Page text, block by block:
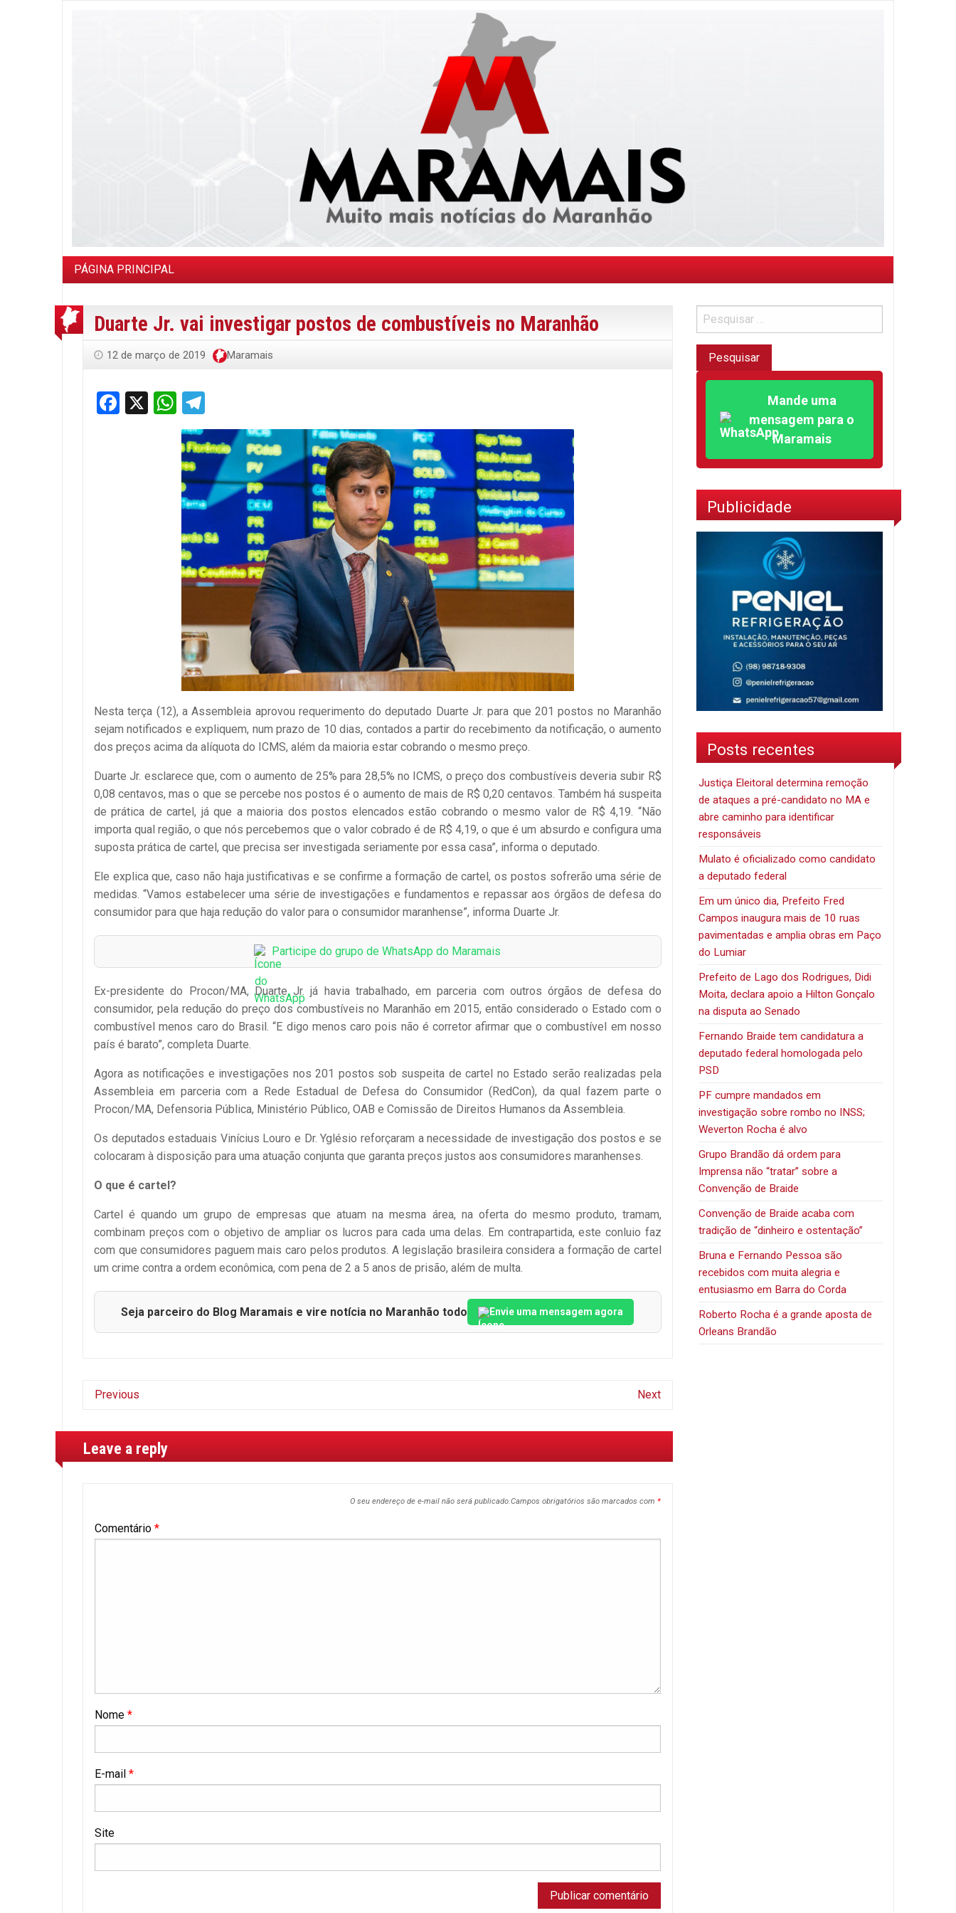
PÁGINA PRINCIPAL
Duarte Jr. vai investigar postos de combustíveis no Maranhão
12 de março de 2019 Maramais
Facebook
X WhatsApp
Nesta terça (12), a Assembleia aprovou requerimento do deputado Duarte Jr. para que 201 postos no Maranhão
sejam notificados e expliquem, num prazo de 10 dias, contados a partir do recebimento da notificação, o aumento
dos preços acima da alíquota do ICMS, além da maioria estar cobrando o mesmo preço.
Duarte Jr. esclarece que, com o aumento de 25% para 28,5% no ICMS, o preço dos combustíveis deveria subir R$
0,08 centavos, mas o que se percebe nos postos é o aumento de mais de R$ 0,20 centavos. Também há suspeita
de prática de cartel, já que a maioria dos postos elencados estão cobrando o mesmo valor de R$ 4,19. “Não
importa qual região, o que nós percebemos que o valor cobrado é de R$ 4,19, o que é um absurdo e configura uma
suposta prática de cartel, que precisa ser investigada seriamente por essa casa”, informa o deputado.
Ele explica que, caso não haja justificativas e se confirme a formação de cartel, os postos sofrerão uma série de
medidas. “Vamos estabelecer uma série de investigações e fundamentos e repassar aos órgãos de defesa do
consumidor para que haja redução do valor para o consumidor maranhense”, informa Duarte Jr.
Participe do grupo de WhatsApp do Maramais
Ex-presidente do Procon/MA, Duarte Jr. já havia trabalhado, em parceria com outros órgãos de defesa do
consumidor, pela redução do preço dos combustíveis no Maranhão em 2015, então considerado o Estado com o
combustível menos caro do Brasil. “E digo menos caro pois não é corretor afirmar que o combustível em nosso
país é barato”, completa Duarte.
Agora as notificações e investigações nos 201 postos sob suspeita de cartel no Estado serão realizadas pela
Assembleia em parceria com a Rede Estadual de Defesa do Consumidor (RedCon), da qual fazem parte o
Procon/MA, Defensoria Pública, Ministério Público, OAB e Comissão de Direitos Humanos da Assembleia.
Os deputados estaduais Vinícius Louro e Dr. Yglésio reforçaram a necessidade de investigação dos postos e se
colocaram à disposição para uma atuação conjunta que garanta preços justos aos consumidores maranhenses.
O que é cartel?
Cartel é quando um grupo de empresas que atuam na mesma área, na oferta do mesmo produto, tramam,
combinam preços com o objetivo de ampliar os lucros para cada uma delas. Em contrapartida, este conluio faz
com que consumidores paguem mais caro pelos produtos. A legislação brasileira considera a formação de cartel
um crime contra a ordem econômica, com pena de 2 a 5 anos de prisão, além de multa.
Seja parceiro do Blog Maramais e vire notícia no Maranhão todo Envie uma mensagem agora
Previous Next
Leave a reply
O seu endereço de e-mail não será publicado. Campos obrigatórios são marcados com *
Comentário *
Nome *
E-mail *
Site
Mande uma
mensagem para o
Maramais
Publicidade
Posts recentes
Justiça Eleitoral determina remoção
de ataques a pré-candidato no MA e
abre caminho para identificar
responsáveis
Mulato é oficializado como candidato
a deputado federal
Em um único dia, Prefeito Fred
Campos inaugura mais de 10 ruas
pavimentadas e amplia obras em Paço
do Lumiar
Prefeito de Lago dos Rodrigues, Didi
Moita, declara apoio a Hilton Gonçalo
na disputa ao Senado
Fernando Braide tem candidatura a
deputado federal homologada pelo
PSD
PF cumpre mandados em
investigação sobre rombo no INSS;
Weverton Rocha é alvo
Grupo Brandão dá ordem para
Imprensa não “tratar” sobre a
Convenção de Braide
Convenção de Braide acaba com
tradição de “dinheiro e ostentação”
Bruna e Fernando Pessoa são
recebidos com muita alegria e
entusiasmo em Barra do Corda
Roberto Rocha é a grande aposta de
Orleans Brandão